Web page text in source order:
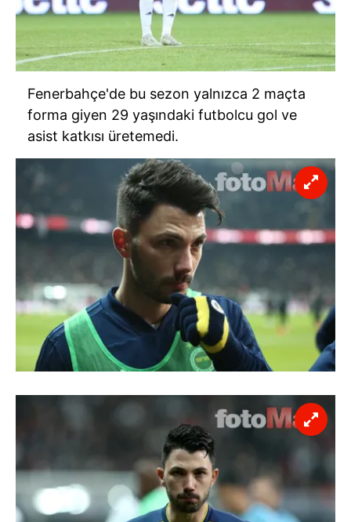
Fenerbahçe'de bu sezon yalnızca 2 maçta
forma giyen 29 yaşındaki futbolcu gol ve
asist katkısı üretemedi.